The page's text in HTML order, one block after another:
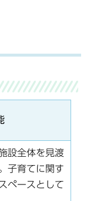
設全体を見渡
子育てに関す
ペースとして